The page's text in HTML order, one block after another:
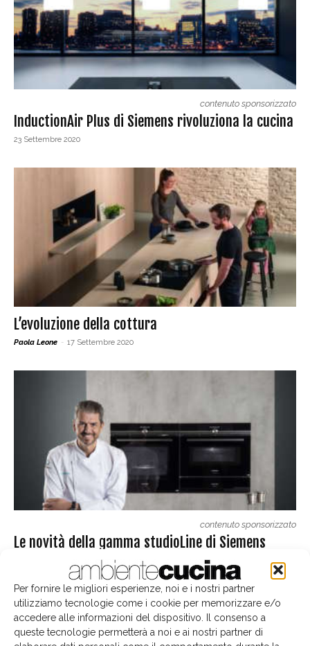
Per fornire le migliori esperienze, noi e i nostri partner
utilizziamo tecnologie come i cookie per memorizzare e/o
accedere alle informazioni del dispositivo. Il consenso a
queste tecnologie permetterà a noi e ai nostri partner di
contenuto sponsorizzato
InductionAir Plus di Siemens rivoluziona la cucina
23 Settembre 2020
L’evoluzione della cottura
Paola Leone - 17 Settembre 2020
contenuto sponsorizzato
Le novità della gamma studioLine di Siemens
Elettrodomestici
10 Settembre 2020
Il nuovo piano cottura funzionale e creativo di